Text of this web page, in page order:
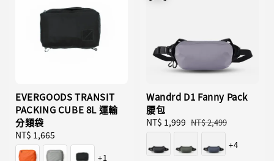
EVERGOODS TRANSIT
PACKING CUBE 8L 運輸
分類袋
Regular
price
NT$ 1,665
+1
Wandrd D1 Fanny Pack
腰包
Sale
price
NT$ 1,999 Regular
price
NT$ 2,499
+4